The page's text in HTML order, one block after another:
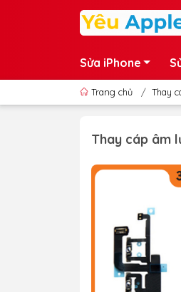
Sửa iPhone
Trang chủ / Thay
Thay cáp âm